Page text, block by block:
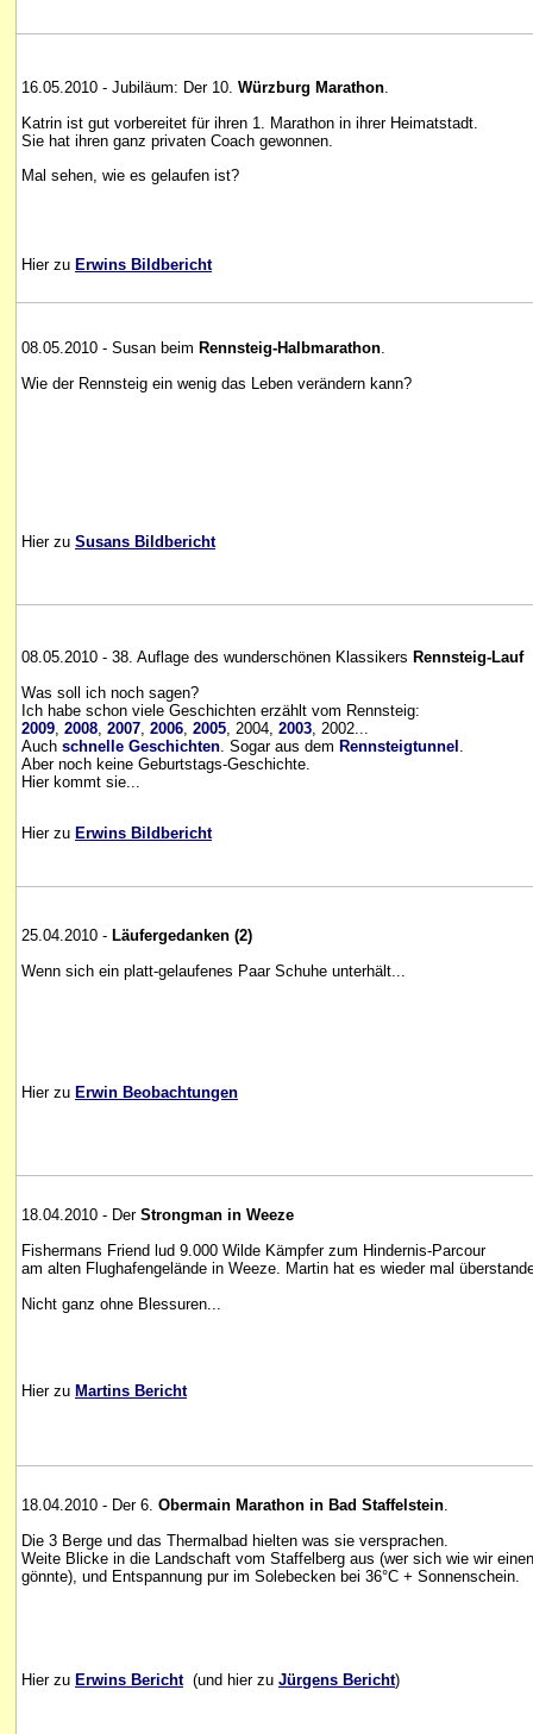
16.05.2010 - Jubiläum: Der 10. Würzburg Marathon.
Katrin ist gut vorbereitet für ihren 1. Marathon in ihrer Heimatstadt.
Sie hat ihren ganz privaten Coach gewonnen.
Mal sehen, wie es gelaufen ist?
Hier zu Erwins Bildbericht
08.05.2010 - Susan beim Rennsteig-Halbmarathon.
Wie der Rennsteig ein wenig das Leben verändern kann?
Hier zu Susans Bildbericht
08.05.2010 - 38. Auflage des wunderschönen Klassikers Rennsteig-Lauf
Was soll ich noch sagen?
Ich habe schon viele Geschichten erzählt vom Rennsteig:
2009, 2008, 2007, 2006, 2005, 2004, 2003, 2002...
Auch schnelle Geschichten. Sogar aus dem Rennsteigtunnel .
Aber noch keine Geburtstags-Geschichte.
Hier kommt sie...
Hier zu Erwins Bildbericht
25.04.2010 - Läufergedanken (2)
Wenn sich ein platt-gelaufenes Paar Schuhe unterhält...
Hier zu Erwin Beobachtungen
18.04.2010 - Der Strongman in Weeze
Fishermans Friend lud 9.000 Wilde Kämpfer zum Hindernis-Parcour
am alten Flughafengelände in Weeze. Martin hat es wieder mal
Nicht ganz ohne Blessuren...
Hier zu Martins Bericht
18.04.2010 - Der 6. Obermain Marathon in Bad Staffelstein.
Die 3 Berge und das Thermalbad hielten was sie versprachen.
Weite Blicke in die Landschaft vom Staffelberg aus (wer sich wie wir
gönnte), und Entspannung pur im Solebecken bei 36°C + Sonnenschein.
Hier zu Erwins Bericht(und hier zu Jürgens Bericht)